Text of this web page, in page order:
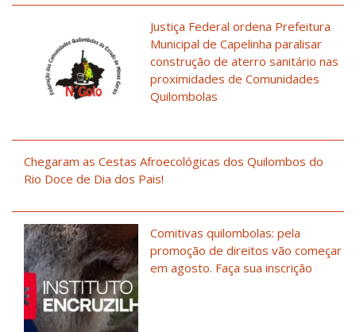
Justiça Federal ordena Prefeitura
Municipal de Capelinha paralisar
construção de aterro sanitário nas
proximidades de Comunidades
Quilombolas
Chegaram as Cestas Afroecológicas dos Quilombos do
Rio Doce de Dia dos Pais!
Comitivas quilombolas: pela
promoção de direitos vão começar
em agosto. Faça sua inscrição